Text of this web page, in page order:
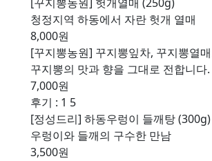
청정지역 하동에서 자란 헛개 열매
8,000원
[꾸지뽕농원] 꾸지뽕잎차, 꾸지뽕열
꾸지뽕의 맛과 향을 그대로 전합니다.
7,000원
후기 : 1 5
[정성드리] 하동우렁이 들깨탕 (300g)
우렁이와 들깨의 구수한 만남
3,500원